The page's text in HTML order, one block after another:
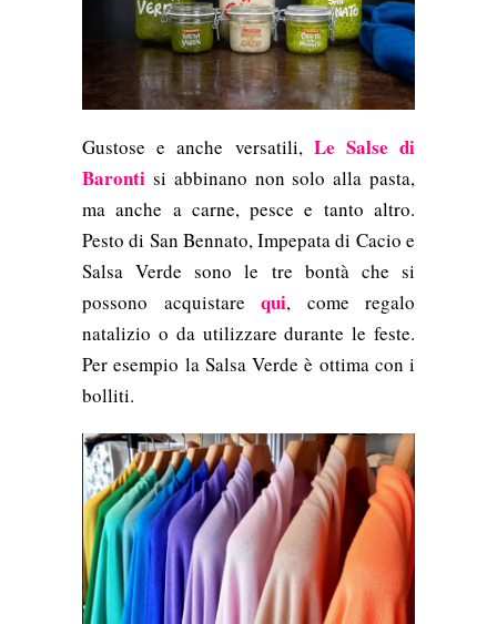
Gustose e anche versatili, Le Salse di
Baronti si abbinano non solo alla pasta,
ma anche a carne, pesce e tanto altro.
Pesto di San Bennato, Impepata di Cacio e
Salsa Verde sono le tre bontà che si
possono acquistare qui, come regalo
natalizio o da utilizzare durante le feste.
Per esempio la Salsa Verde è ottima con i
bolliti.